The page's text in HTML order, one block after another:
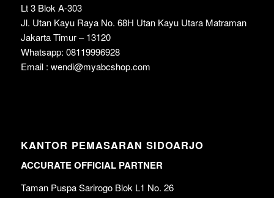
Lt 3 Blok A-303
Jl. Utan Kayu Raya No. 68H Utan Kayu Utara Matraman
Jakarta Timur – 13120
Whatsapp: 08119996928
Email : wendi@myabcshop.com
KANTOR PEMASARAN SIDOARJO
ACCURATE OFFICIAL PARTNER
Taman Puspa Sarirogo Blok L1 No. 26